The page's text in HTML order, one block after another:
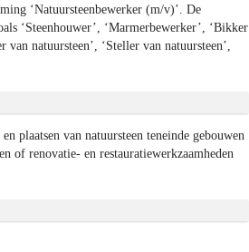
‘Natuursteenbewerker (m/v)’. De
‘Steenhouwer’, ‘Marmerbewerker’, ‘Bikker
van natuursteen’, ‘Steller van natuursteen’,
plaatsen van natuursteen teneinde gebouwen
of renovatie- en restauratiewerkzaamheden